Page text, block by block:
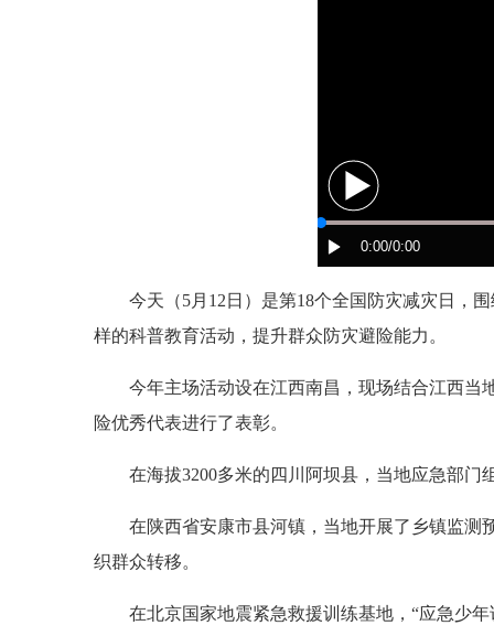
今天（5月12日）是第18个全国防灾减灾日，
样的科普教育活动，提升群众防灾避险能力。
今年主场活动设在江西南昌，现场结合江西当
险优秀代表进行了表彰。
在海拔3200多米的四川阿坝县，当地应急部
在陕西省安康市县河镇，当地开展了乡镇监测
织群众转移。
在北京国家地震紧急救援训练基地，“应急少